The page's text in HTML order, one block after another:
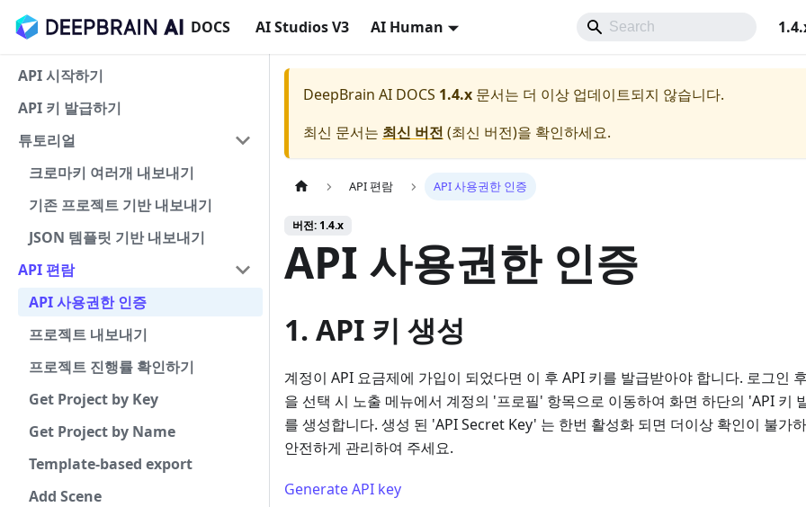
DOCS AI Studios V3 AI Human
API 시작하기
API 키 발급하기
튜토리얼
크로마키 여러개 내보내기
기존 프로젝트 기반 내보내기
JSON 템플릿 기반 내보내기
API 편람
API 사용권한 인증
프로젝트 내보내기
프로젝트 진행률 확인하기
Get Project by Key
Get Project by Name
Template-based export
Add Scene
DeepBrain AI DOCS 1.4.x 문서는 더 이상 업데이트되지 않습니다.
최신 문서는 최신 버전 (최신 버전)을 확인하세요.
API 편람 API 사용권한 인증
버전: 1.4.x
API 사용권한 인증
1. API 키 생성
계정이 API 요금제에 가입이 되었다면 이 후 API 키를 발급받아야 합니다. 로그인
을 선택 시 노출 메뉴에서 계정의 '프로필' 항목으로 이동하여 화면 하단의 'API 키
를 생성합니다. 생성 된 'API Secret Key' 는 한번 활성화 되면 더이상 확인이 불가
안전하게 관리하여 주세요.
Generate API key